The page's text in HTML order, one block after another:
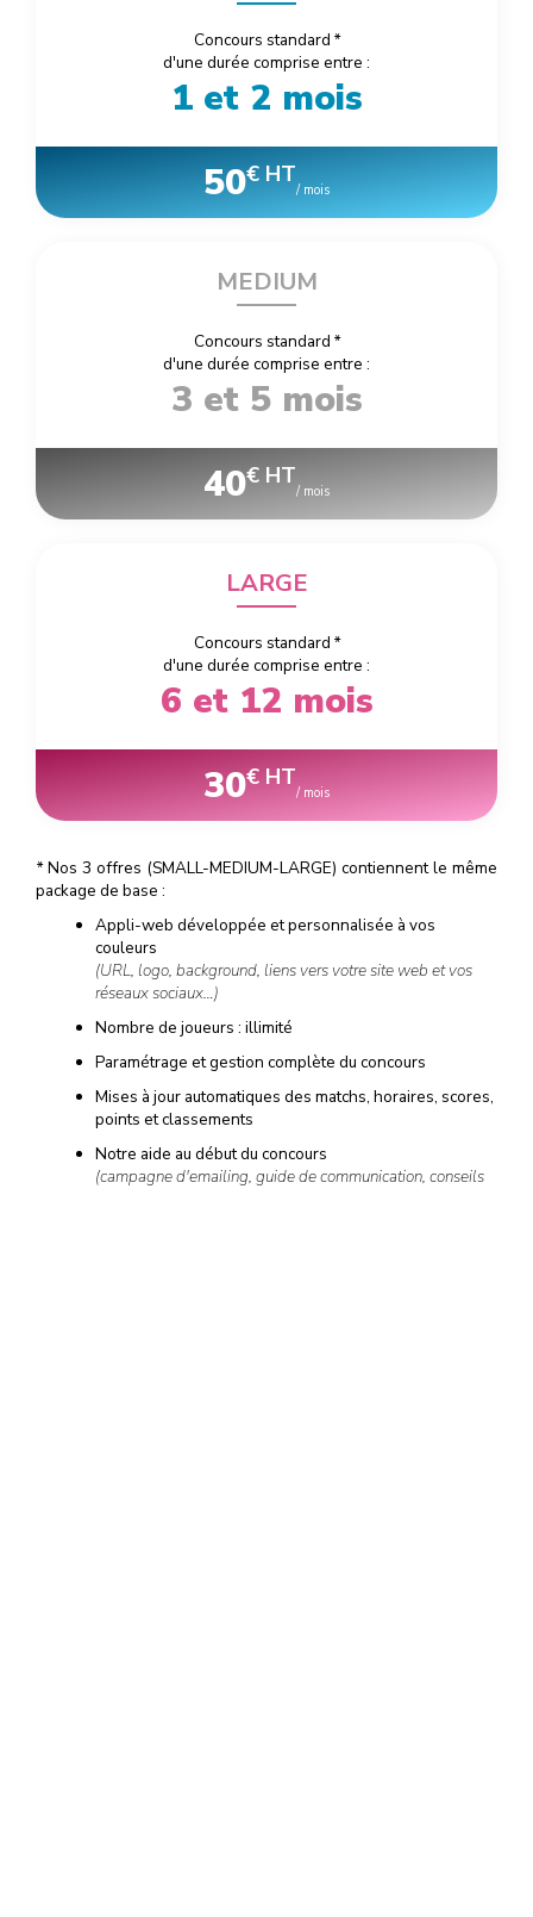
Concours standard *
d'une durée comprise entre :
1 et 2 mois
50€ HT
/ mois
MEDIUM
Concours standard *
d'une durée comprise entre :
3 et 5 mois
40€ HT
/ mois
LARGE
Concours standard *
d'une durée comprise entre :
6 et 12 mois
30€ HT
/ mois
*Nos 3 offres (SMALL-MEDIUM-LARGE) contiennent le même
package de base :
Appli-web développée et personnalisée à vos
couleurs
(URL, logo, background, liens vers votre site web et vos
réseaux sociaux…)
Nombre de joueurs : illimité
Paramétrage et gestion complète du concours
Mises à jour automatiques des matchs, horaires, scores,
points et classements
Notre aide au début du concours
(campagne d'emailing, guide de communication, conseils